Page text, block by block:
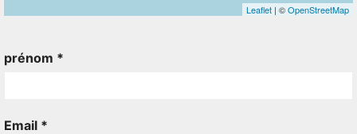
Leaflet | ©OpenStreetMap
prénom *
Email *